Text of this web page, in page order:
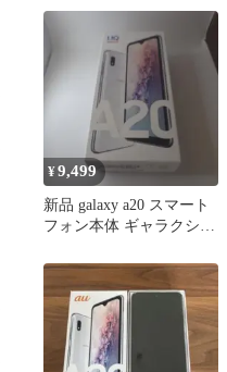
¥9,499
新品 galaxy a20 スマート
フォン本体 ギャラクシー